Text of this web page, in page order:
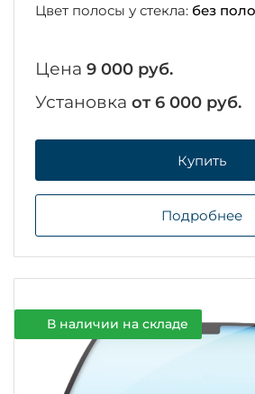
Цвет полосы у стекла: без
Цена 9 000 руб.
Установка от 6 000 руб.
Купить
Подробнее
В наличии на складе